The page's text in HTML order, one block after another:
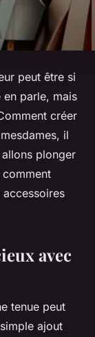
peut être si
parle, mais
créer
il
plonger
comment
avec
tenue peut
ajout